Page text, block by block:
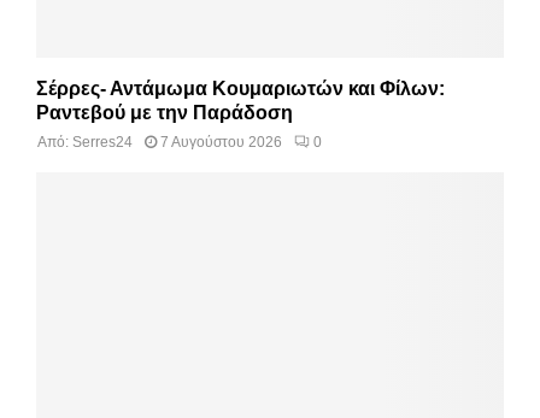
Σέρρες- Αντάμωμα Κουμαριωτών και Φίλων:
Ραντεβού με την Παράδοση
Από: Serres24 7 Αυγούστου 2026 0